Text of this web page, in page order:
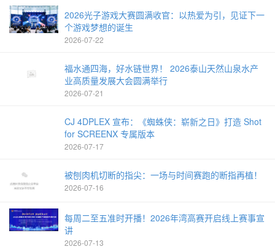
2026光子游戏大赛圆满收官：以热爱为引，见证下一
个游戏梦想的诞生
2026-07-22
福水通四海，好水链世界！ 2026泰山天然山泉水产
业高质量发展大会圆满举行
2026-07-21
CJ 4DPLEX 宣布：《蜘蛛侠：崭新之日》打造 Shot
for SCREENX 专属版本
2026-07-17
被刨肉机切断的指尖：一场与时间赛跑的断指再植！
2026-07-16
每周二至五准时开播！2026年湾高赛开启线上赛事宣
讲
2026-07-13